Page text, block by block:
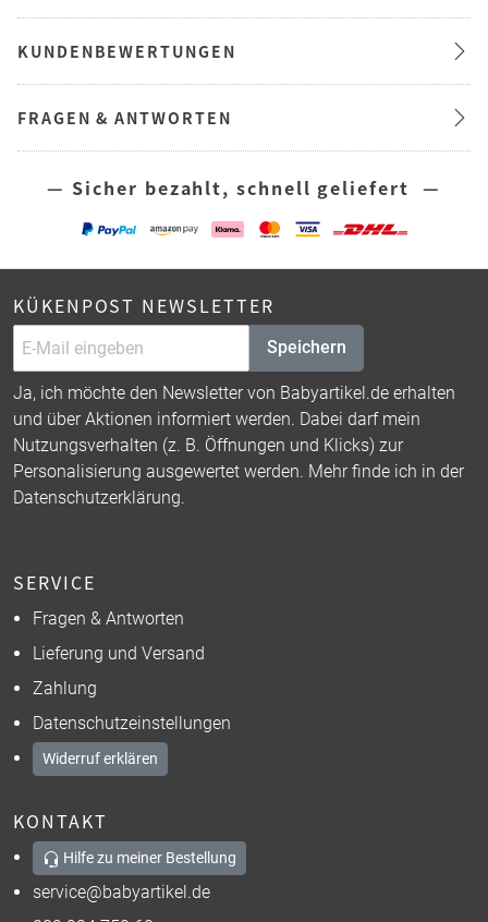
KUNDENBEWERTUNGEN
FRAGEN & ANTWORTEN
— Sicher bezahlt, schnell geliefert —
KÜKENPOST NEWSLETTER
Speichern
Ja, ich möchte den Newsletter von Babyartikel.de erhalten
und über Aktionen informiert werden. Dabei darf mein
Nutzungsverhalten (z. B. Öffnungen und Klicks) zur
Personalisierung ausgewertet werden. Mehr finde ich in der
Datenschutzerklärung.
SERVICE
Fragen & Antworten
Lieferung und Versand
Zahlung
Datenschutzeinstellungen
Widerruf erklären
KONTAKT
Hilfe zu meiner Bestellung
service@babyartikel.de